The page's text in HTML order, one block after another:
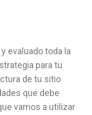
evaluado toda la
para tu
de tu sitio
que debe
vamos a utilizar